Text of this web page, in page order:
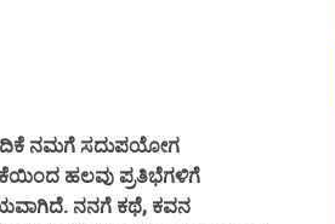
ನಮಗೆ ಸದುಪಯೋಗ
ಹಲವು ಪ್ರತಿಭೆಗಳಿಗೆ
ನನಗೆ ಕಥೆ, ಕವನ